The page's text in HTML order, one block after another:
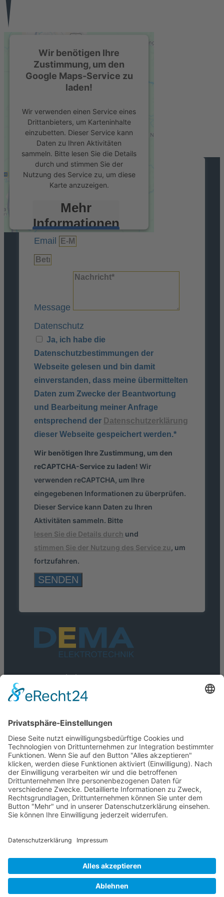
Wir benötigen Ihre
Zustimmung, um den
Google Maps-Service zu
laden!
Wir verwenden einen Service eines
Drittanbieters, um Karteninhalte
einzubetten. Dieser Service kann
Daten zu Ihren Aktivitäten
sammeln. Bitte lesen Sie die Details
durch und stimmen Sie der
Nutzung des Service zu, um diese
Karte anzuzeigen.
Mehr
Informationen
Akzeptieren
powered by
Management Platform
Name
Email
Message
Datenschutz
Ja, ich habe die
Datenschutzbestimmungen der
Webseite gelesen und bin damit
einverstanden, dass meine übermittelten
Daten zum Zwecke der Beantwortung
und Bearbeitung meiner Anfrage
entsprechend der Datenschutzerklärung
dieser Webseite gespeichert werden.*
Wir benötigen Ihre Zustimmung, um den
reCAPTCHA-Service zu laden! Wir
verwenden reCAPTCHA, um Ihre
eingegebenen Informationen zu überprüfen.
Dieser Service kann Daten zu Ihren
Aktivitäten sammeln. Bitte
lesen Sie die Details durch und
stimmen Sie der Nutzung des Service zu , um
fortzufahren.
SENDEN
Daimlerweg 5
64293 Darmstadt
Email: info@dema-
elektrotechnik.de
Öffnungszeiten:
nach telefonischer Vereinbarung.
Impressum|Datenschutz